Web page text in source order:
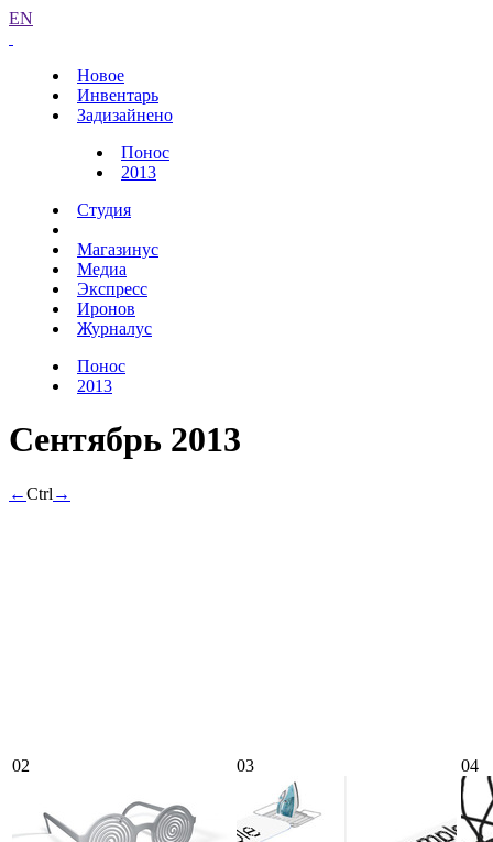
EN
Новое
Инвентарь
Задизайнено
Понос
2013
Студия
Магазинус
Медиа
Экспресс
Иронов
Журналус
Понос
2013
Сентябрь 2013
←Ctrl →
02 03 04